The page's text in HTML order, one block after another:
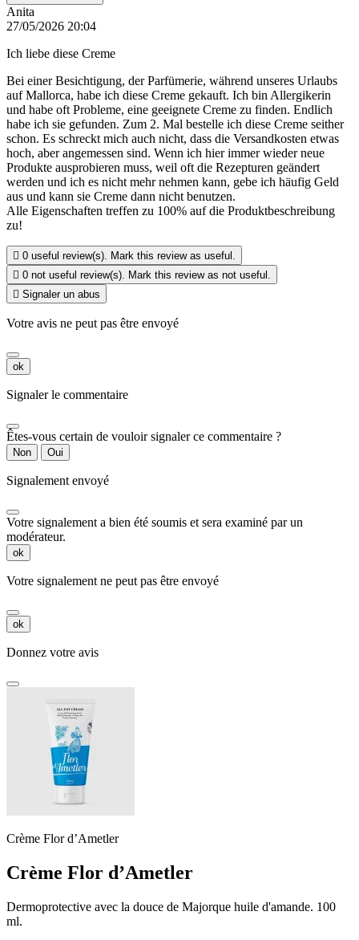
Anita
27/05/2026 20:04
Ich liebe diese Creme
Bei einer Besichtigung, der Parfümerie, während unseres Urlaubs
auf Mallorca, habe ich diese Creme gekauft. Ich bin Allergikerin
und habe oft Probleme, eine geeignete Creme zu finden. Endlich
habe ich sie gefunden. Zum 2. Mal bestelle ich diese Creme seither
schon. Es schreckt mich auch nicht, dass die Versandkosten etwas
hoch, aber angemessen sind. Wenn ich hier immer wieder neue
Produkte ausprobieren muss, weil oft die Rezepturen geändert
werden und ich es nicht mehr nehmen kann, gebe ich häufig Geld
aus und kann sie Creme dann nicht benutzen.
Alle Eigenschaften treffen zu 100% auf die Produktbeschreibung
zu!
 0 useful review(s). Mark this review as useful.
 0 not useful review(s). Mark this review as not useful.
 Signaler un abus
Votre avis ne peut pas être envoyé
ok
Signaler le commentaire
Êtes-vous certain de vouloir signaler ce commentaire ?
Non Oui
Signalement envoyé
Votre signalement a bien été soumis et sera examiné par un
modérateur.
ok
Votre signalement ne peut pas être envoyé
ok
Donnez votre avis
Crème Flor d’Ametler
Crème Flor d’Ametler
Dermoprotective avec la douce de Majorque huile d'amande. 100
ml.